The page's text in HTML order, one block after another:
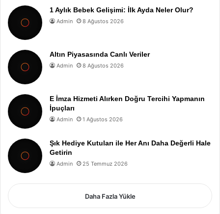
1 Aylık Bebek Gelişimi: İlk Ayda Neler Olur?
Admin 8 Ağustos 2026
Altın Piyasasında Canlı Veriler
Admin 8 Ağustos 2026
E İmza Hizmeti Alırken Doğru Tercihi Yapmanın
İpuçları
Admin 1 Ağustos 2026
Şık Hediye Kutuları ile Her Anı Daha Değerli Hale
Getirin
Admin 25 Temmuz 2026
Daha Fazla Yükle